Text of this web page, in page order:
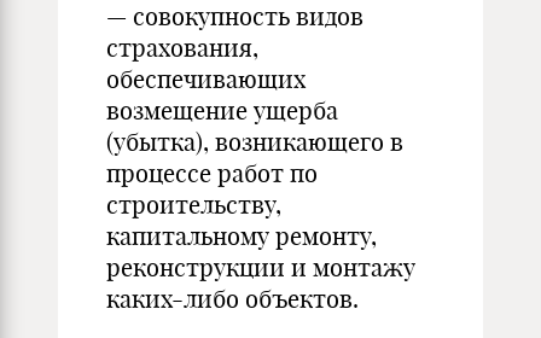
— совокупность видов
страхования,
обеспечивающих
возмещение ущерба
(убытка), возникающего в
процессе работ по
строительству,
капитальному ремонту,
реконструкции и монтажу
каких-либо объектов.